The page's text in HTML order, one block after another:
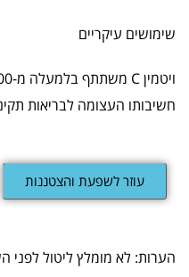
שימושים עיקריים
חשיבותו העצומה לבריאות
עוזר לשפעת והצטננות
הערות: לא מומלץ ליטול לפני